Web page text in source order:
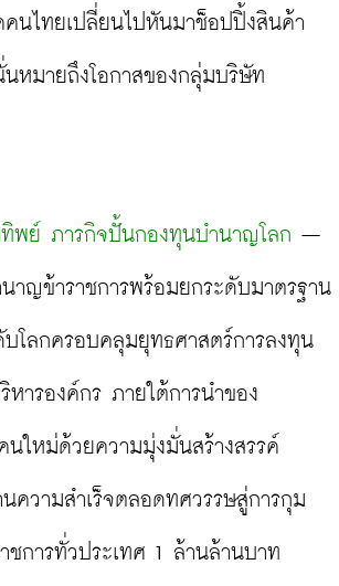
นไทยเปลี่ยนไปหันมาช็อปปิ้งสินค้า
หมายถึงโอกาสของกลุ่มบริษัท
พย์ ภารกิจปั้นกองทุนบำนาญโลก –
าญข้าราชการพร้อมยกระดับมาตรฐาน
บโลกครอบคลุมยุทธศาสตร์การลงทุน
หารองค์กร ภายใต้การนำของ
นใหม่ด้วยความมุ่งมั่นสร้างสรรค์
นความสำเร็จตลอดทศวรรษสู่การกุม
ชการทั่วประเทศ 1 ล้านล้านบาท